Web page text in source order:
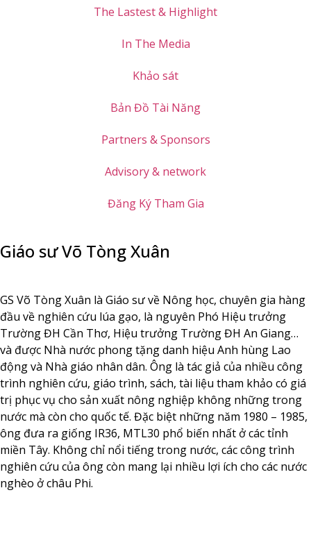
The Lastest & Highlight
In The Media
Khảo sát
Bản Đồ Tài Năng
Partners & Sponsors
Advisory & network
Đăng Ký Tham Gia
Giáo sư Võ Tòng Xuân
GS Võ Tòng Xuân là Giáo sư về Nông học, chuyên gia hàng
đầu về nghiên cứu lúa gạo, là nguyên Phó Hiệu trưởng
Trường ĐH Cần Thơ, Hiệu trưởng Trường ĐH An Giang…
và được Nhà nước phong tặng danh hiệu Anh hùng Lao
động và Nhà giáo nhân dân. Ông là tác giả của nhiều công
trình nghiên cứu, giáo trình, sách, tài liệu tham khảo có giá
trị phục vụ cho sản xuất nông nghiệp không những trong
nước mà còn cho quốc tế. Đặc biệt những năm 1980 – 1985,
ông đưa ra giống IR36, MTL30 phổ biến nhất ở các tỉnh
miền Tây. Không chỉ nổi tiếng trong nước, các công trình
nghiên cứu của ông còn mang lại nhiều lợi ích cho các nước
nghèo ở châu Phi.